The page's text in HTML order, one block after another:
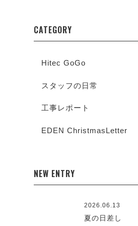
CATEGORY
Hitec GoGo
スタッフの日常
工事レポート
EDEN ChristmasLetter
NEW ENTRY
2026.06.13
夏の日差し